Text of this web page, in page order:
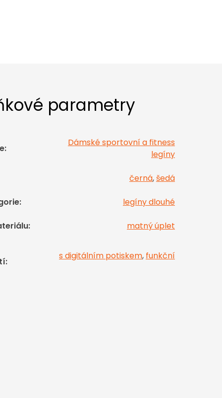
parametry
:
Dámské sportovní a fitness
legíny
černá,šedá
: legíny dlouhé
: matný úplet
:
s digitálním potiskem, funkční